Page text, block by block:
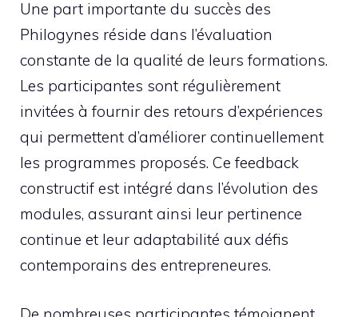
Une part importante du succès des
Philogynes réside dans l’évaluation
constante de la qualité de leurs formations.
Les participantes sont régulièrement
invitées à fournir des retours d’expériences
qui permettent d’améliorer continuellement
les programmes proposés. Ce feedback
constructif est intégré dans l’évolution des
modules, assurant ainsi leur pertinence
continue et leur adaptabilité aux défis
contemporains des entrepreneures.